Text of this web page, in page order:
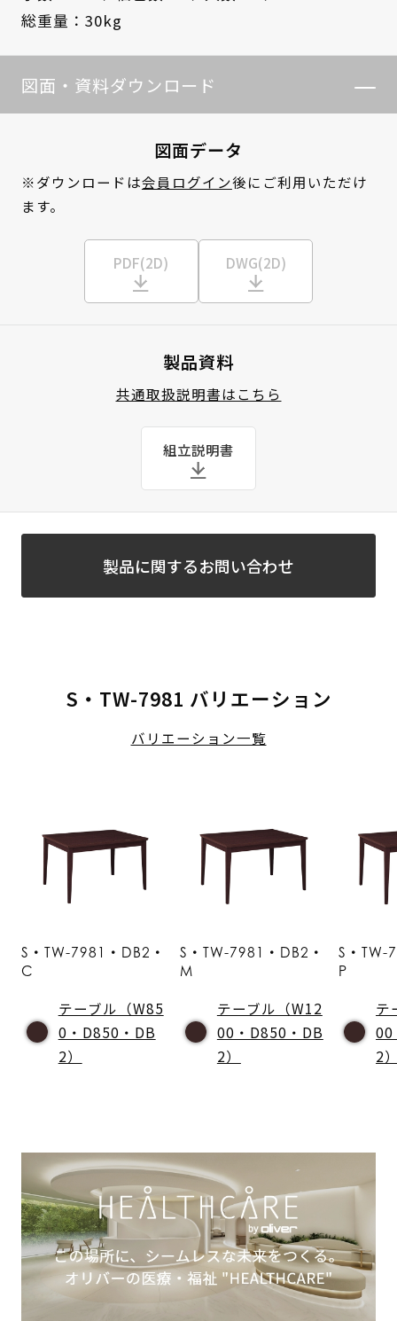
総重量：30kg
図面・資料ダウンロード
図面データ
※ダウンロードは会員ログイン後にご利用いただけ
ます。
PDF(2D) DWG(2D)
製品資料
共通取扱説明書はこちら
組立説明書
製品に関するお問い合わせ
S・TW-7981 バリエーション
バリエーション一覧
S・TW-7981・DB2・
C
テーブル（W85
0・D850・DB
2）
S・TW-7981・DB2・
M
テーブル（W12
00・D850・DB
2）
S・TW-
P
テ
00
2